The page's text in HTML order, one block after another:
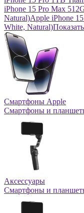
iPhone 15 Pro Max
Natural)Apple iPhone
White, Natural)
Смартфоны Apple
Смартфоны и
Аксессуары
Смартфоны и